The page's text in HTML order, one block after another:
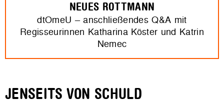
NEUES ROTTMANN
dtOmeU – anschließendes Q&A mit
Regisseurinnen Katharina Köster und Katrin
Nemec
JENSEITS VON SCHULD